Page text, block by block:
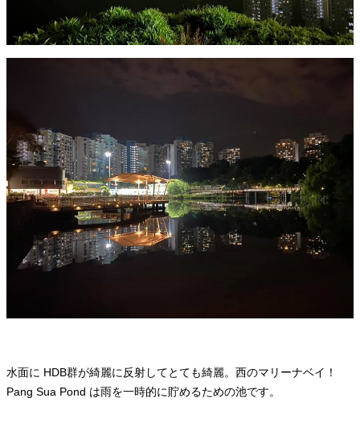
水面に HDB群が綺麗に反射してとても綺麗。西のマリーナベイ！
Pang Sua Pond は雨を一時的に貯めるための池です。